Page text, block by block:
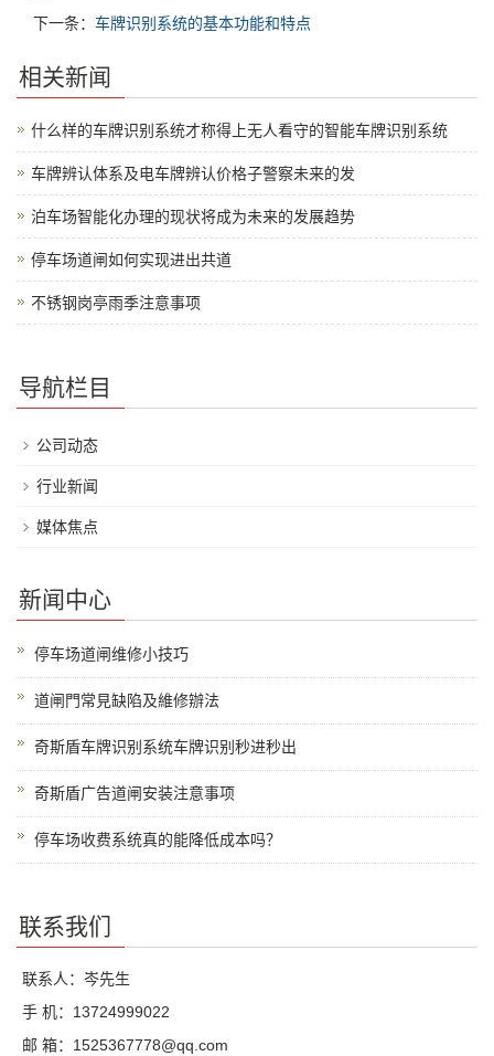
下一条： 车牌识别系统的基本功能和特点
相关新闻
什么样的车牌识别系统才称得上无人看守的智能车牌识别系统
车牌辨认体系及电车牌辨认价格子警察未来的发
泊车场智能化办理的现状将成为未来的发展趋势
停车场道闸如何实现进出共道
不锈钢岗亭雨季注意事项
导航栏目
公司动态
行业新闻
媒体焦点
新闻中心
停车场道闸维修小技巧
道闸門常見缺陷及維修辦法
奇斯盾车牌识别系统车牌识别秒进秒出
奇斯盾广告道闸安装注意事项
停车场收费系统真的能降低成本吗？
联系我们
联系人：岑先生
手 机：13724999022
邮 箱：1525367778@qq.com